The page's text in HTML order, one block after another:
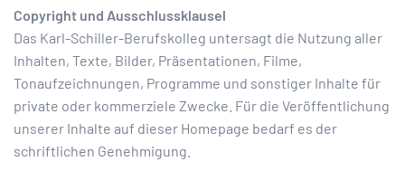
Copyright und Ausschlussklausel
Das Karl-Schiller-Berufskolleg untersagt die Nutzung aller
Inhalten, Texte, Bilder, Präsentationen, Filme,
Tonaufzeichnungen, Programme und sonstiger Inhalte für
private oder kommerziele Zwecke. Für die Veröffentlichung
unserer Inhalte auf dieser Homepage bedarf es der
schriftlichen Genehmigung.